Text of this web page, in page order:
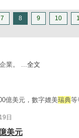
7 8 9 10
業。 ...全文
億美元，數字媲美瑞典等
日
美元